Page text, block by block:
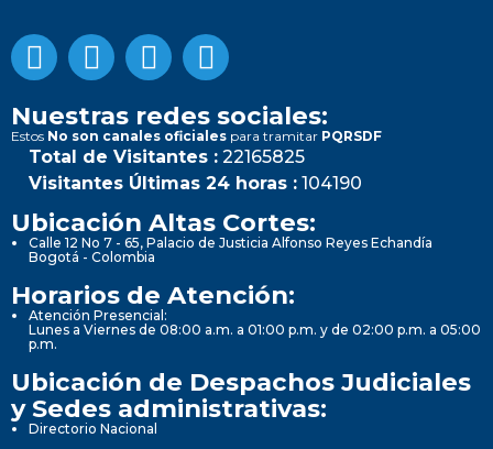
Nuestras redes sociales:
Estos No son canales oficiales para tramitar PQRSDF
Total de Visitantes : 22165825
Visitantes Últimas 24 horas : 104190
Ubicación Altas Cortes:
Calle 12 No 7 - 65, Palacio de Justicia Alfonso Reyes Echandía
Bogotá - Colombia
Horarios de Atención:
Atención Presencial:
Lunes a Viernes de 08:00 a.m. a 01:00 p.m. y de 02:00 p.m. a 05:00
p.m.
Ubicación de Despachos Judiciales
y Sedes administrativas:
Directorio Nacional